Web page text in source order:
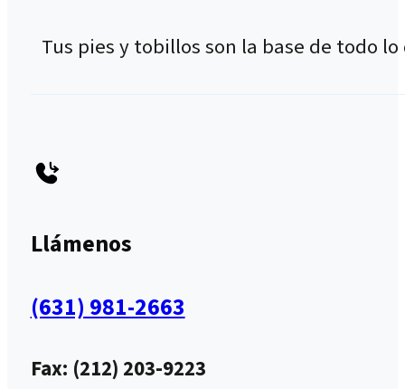
Tus pies y tobillos son la base de todo
Llámenos
(631) 981-2663
Fax: (212) 203-9223